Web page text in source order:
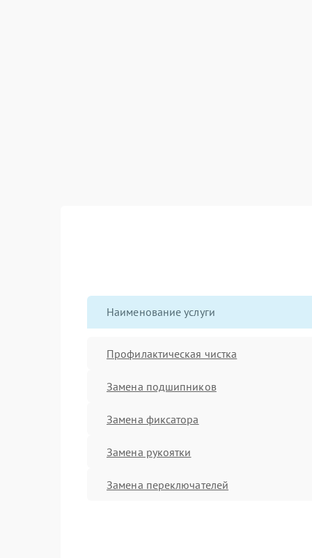
Наименование услуги
Профилактическая чистка
Замена подшипников
Замена фиксатора
Замена рукоятки
Замена переключателей